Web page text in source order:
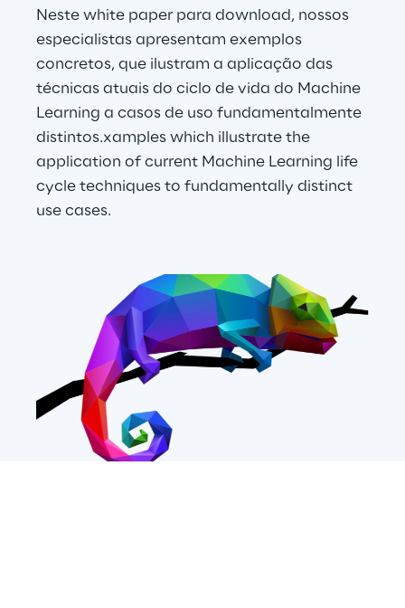
Neste white paper para download, nossos
especialistas apresentam exemplos
concretos, que ilustram a aplicação das
técnicas atuais do ciclo de vida do Machine
Learning a casos de uso fundamentalmente
distintos.xamples which illustrate the
application of current Machine Learning life
cycle techniques to fundamentally distinct
use cases.